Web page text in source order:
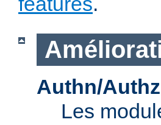
Authn/Authz
Les